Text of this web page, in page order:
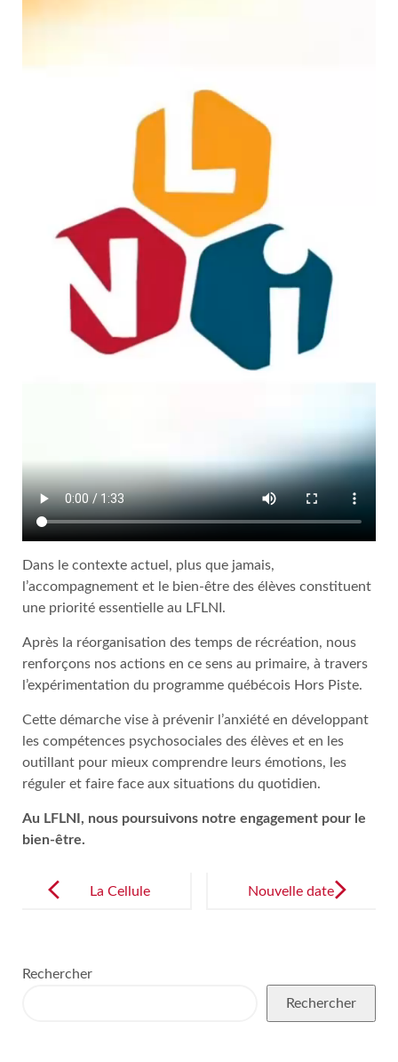
Dans le contexte actuel, plus que jamais,
l’accompagnement et le bien-être des élèves constituent
une priorité essentielle au LFLNI.
Après la réorganisation des temps de récréation, nous
renforçons nos actions en ce sens au primaire, à travers
l’expérimentation du programme québécois Hors Piste.
Cette démarche vise à prévenir l’anxiété en développant
les compétences psychosociales des élèves et en les
outillant pour mieux comprendre leurs émotions, les
réguler et faire face aux situations du quotidien.
Au LFLNI, nous poursuivons notre engagement pour le
bien-être.
navigation
La Cellule
Nouvelle date
Rechercher
Rechercher